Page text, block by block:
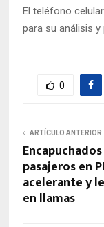
El teléfono
para su análisis
0
ARTÍCULO ANTERIOR
pasajeros en
acelerante y
en llamas